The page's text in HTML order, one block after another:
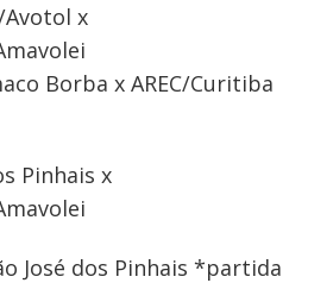
Avotol x
Borba x AREC/Curitiba
Pinhais x
José dos Pinhais *partida